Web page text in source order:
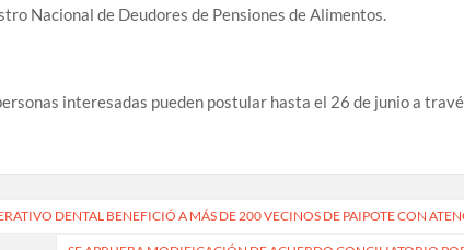
Nacional de Deudores de Pensiones de Alimentos.
interesadas pueden postular hasta el 26 de junio a
DENTAL BENEFICIÓ A MÁS DE 200 VECINOS DE PAIPOTE CON